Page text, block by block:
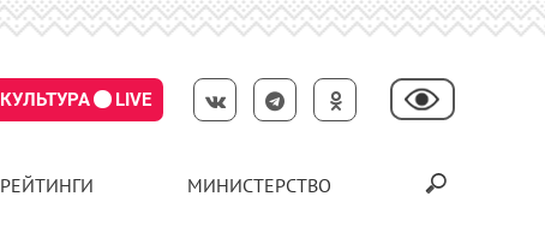
КУЛЬТУРА LIVE
РЕЙТИНГИ МИНИСТЕРСТВО